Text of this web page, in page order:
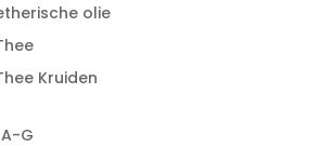
olie
Kruiden
G